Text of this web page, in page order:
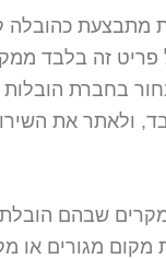
מתבצעת כהובלה
פריט זה בלבד
בחברת
ולאתר את
מקרים שבהם
מגורים או